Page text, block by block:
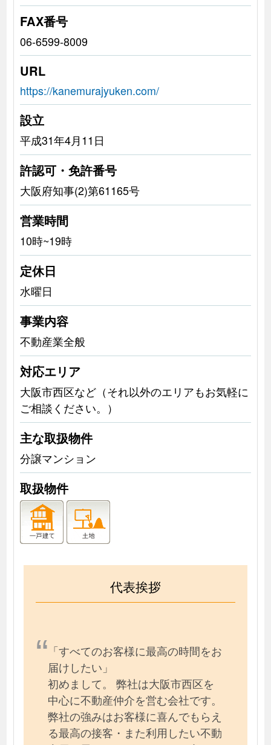
FAX番号
06-6599-8009
URL
https://kanemurajyuken.com/
設立
平成31年4月11日
許認可・免許番号
大阪府知事(2)第61165号
営業時間
10時~19時
定休日
水曜日
事業内容
不動産業全般
対応エリア
大阪市西区など（それ以外のエリアもお気軽に
ご相談ください。）
主な取扱物件
分譲マンション
取扱物件
代表挨拶
「すべてのお客様に最高の時間をお
届けしたい」
初めまして。 弊社は大阪市西区を
中心に不動産仲介を営む会社です。
弊社の強みはお客様に喜んでもらえ
る最高の接客・また利用したい不動